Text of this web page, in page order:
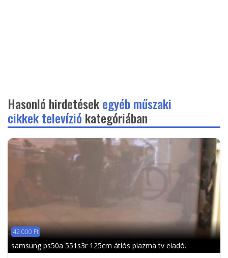
Hasonló hirdetésekegyéb műszaki
cikkek televízió kategóriában
42 000 Ft
samsung ps50a 551s3r 125cm átlós plazma tv eladó.